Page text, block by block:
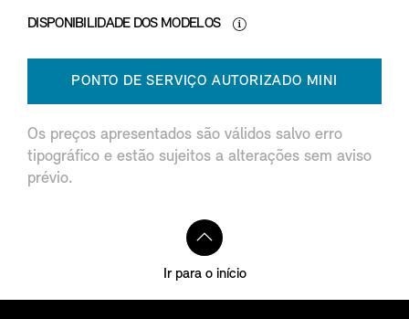
DISPONIBILIDADE DOS MODELOS
PONTO DE SERVIÇO AUTORIZADO MINI
Os preços apresentados são válidos salvo erro
tipográfico e estão sujeitos a alterações sem aviso
prévio.
Ir para o início